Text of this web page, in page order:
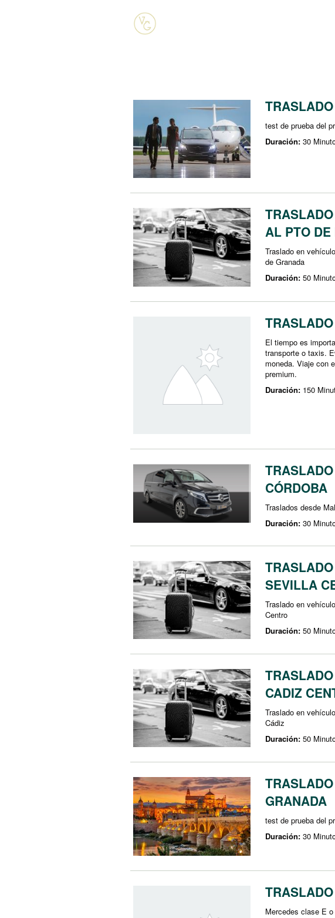
test de prueba del
Duración: 30
AL PTO
Traslado en
de Granada
Duración: 50
El tiempo es
transporte o taxis.
moneda. Viaje con
premium.
Duración: 150
CÓRDOBA
Traslados desde
Duración: 30
SEVILLA
Traslado en
Centro
Duración: 50
CADIZ
Traslado en
Cádiz
Duración: 50
GRANADA
test de prueba del
Duración: 30
Mercedes clase E